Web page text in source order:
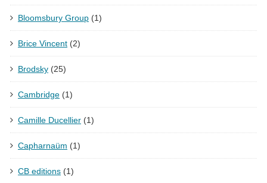
Bloomsbury Group (1)
Brice Vincent (2)
Brodsky (25)
Cambridge (1)
Camille Ducellier (1)
Capharnaüm (1)
CB editions (1)